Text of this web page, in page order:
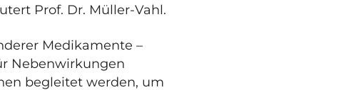
Prof. Dr. Müller-Vahl.
Medikamente –
Nebenwirkungen
begleitet werden, um